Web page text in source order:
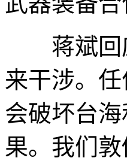
蒋斌回应
来干涉。
会破坏台
果。我们